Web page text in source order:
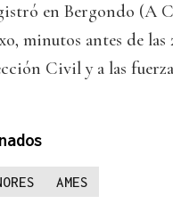
en Bergondo (A
minutos antes de las
Civil y a las
AMES